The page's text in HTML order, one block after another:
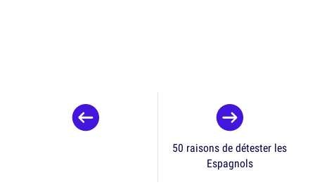
50 raisons de détester les
Espagnols